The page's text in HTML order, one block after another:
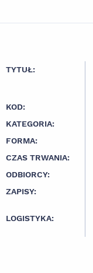
TYTUŁ:
KOD:
KATEGORIA:
FORMA:
CZAS TRWANIA:
ODBIORCY:
ZAPISY:
LOGISTYKA: